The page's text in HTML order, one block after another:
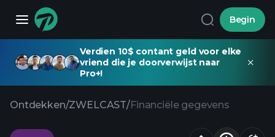
Begin
Verdien 10$ contant geld voor elke
vriend die je doorverwijst naar
Pro+!
Ontdekken/ZWELCAST/Financiële gegevens